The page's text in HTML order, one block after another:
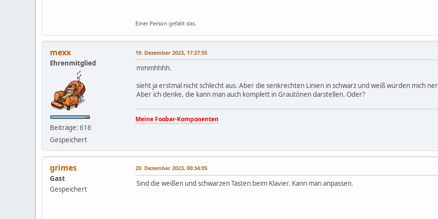
Einer Person gefällt das.
mexx
Ehrenmitglied
Beiträge: 616
Gespeichert
19. Dezember 2023, 17:27:55
mmmhhhh.
sieht ja erstmal nicht schlecht aus. Aber die senkrechten Linien in schwarz und weiß würden mich
Aber ich denke, die kann man auch komplett in Grautönen darstellen. Oder?
Meine Foobar-Komponenten
grimes
Gast
Gespeichert
20. Dezember 2023, 00:34:05
Sind die weißen und schwarzen Tasten beim Klavier. Kann man anpassen.